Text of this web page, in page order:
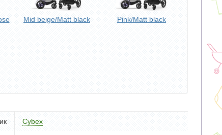
Mid beige/Matt black Pink/Matt black
Cybex